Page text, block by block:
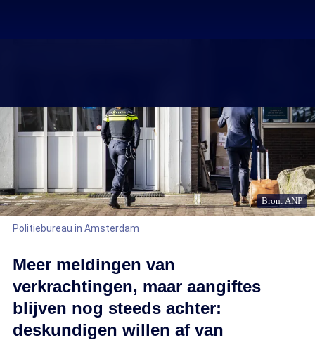
Bron: ANP
Politiebureau in Amsterdam
Meer meldingen van
verkrachtingen, maar aangiftes
blijven nog steeds achter:
deskundigen willen af van